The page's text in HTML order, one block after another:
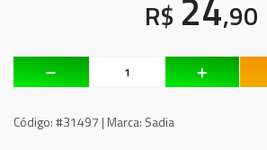
R$ ,90
Código:#31497 | Marca: Sadia